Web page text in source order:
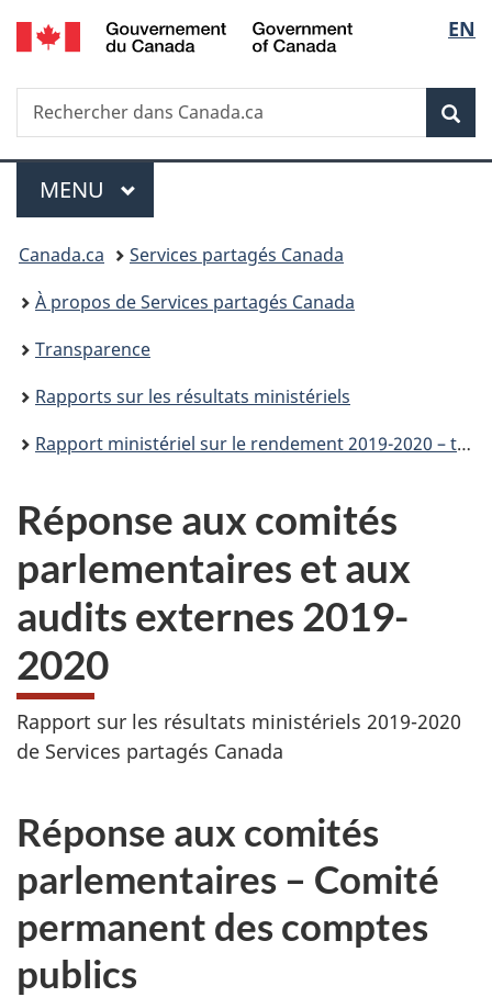
Passer
au
principal
Passer
à
Au
du
Passer
à
version
simplifiée
de
la
EN
Recherche
Rechercher
dans
Menu
MENU PRINCIPAL
Vous
êtes
ici :
Canada.ca
Services partagés Canada
À propos de Services partagés Canada
Transparence
Rapports sur les résultats ministériels
Rapport ministériel sur le rendement 2019-2020 – tableaux de renseignements supplémentaires
Réponse aux comités
parlementaires et aux
audits externes 2019-
2020
Rapport sur les résultats ministériels 2019-2020
de Services partagés Canada
Réponse aux comités
parlementaires – Comité
permanent des comptes
publics